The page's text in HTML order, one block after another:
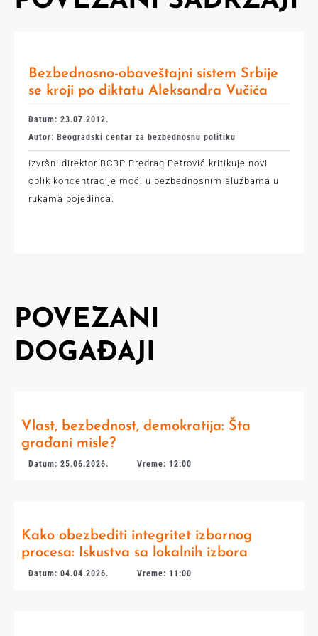
Bezbednosno-obaveštajni sistem Srbije
se kroji po diktatu Aleksandra Vučića
Datum: 23.07.2012.
Autor: Beogradski centar za bezbednosnu politiku
Izvršni direktor BCBP Predrag Petrović kritikuje novi
oblik koncentracije moći u bezbednosnim službama u
rukama pojedinca.
POVEZANI
DOGAĐAJI
Vlast, bezbednost, demokratija: Šta
građani misle?
Datum: 25.06.2026. Vreme: 12:00
Kako obezbediti integritet izbornog
procesa: Iskustva sa lokalnih izbora
Datum: 04.04.2026. Vreme: 11:00